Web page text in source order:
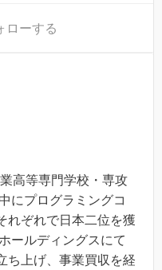
ローする
高等専門学校・専攻
にプログラミングコ
れぞれで日本二位を獲
ールディングスにて
ち上げ、事業買収を経